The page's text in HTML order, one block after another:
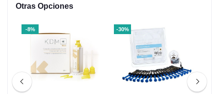
Otras Opciones
-8% -30%